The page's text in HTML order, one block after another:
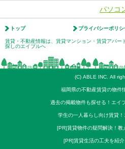
パソコ
トップ プライバシーポリシ
賃貸・不動産情報は、賃貸マンション・賃貸アパー
探しのエイブルへ
(C) ABLE INC. All
福岡県の不動産賃貸の物
過去の掲載物件も探せる！エイ
学生の一人暮らし向け賃貸
[PR]賃貸物件の疑問解決！教
[PR]賃貸生活の工夫を紹